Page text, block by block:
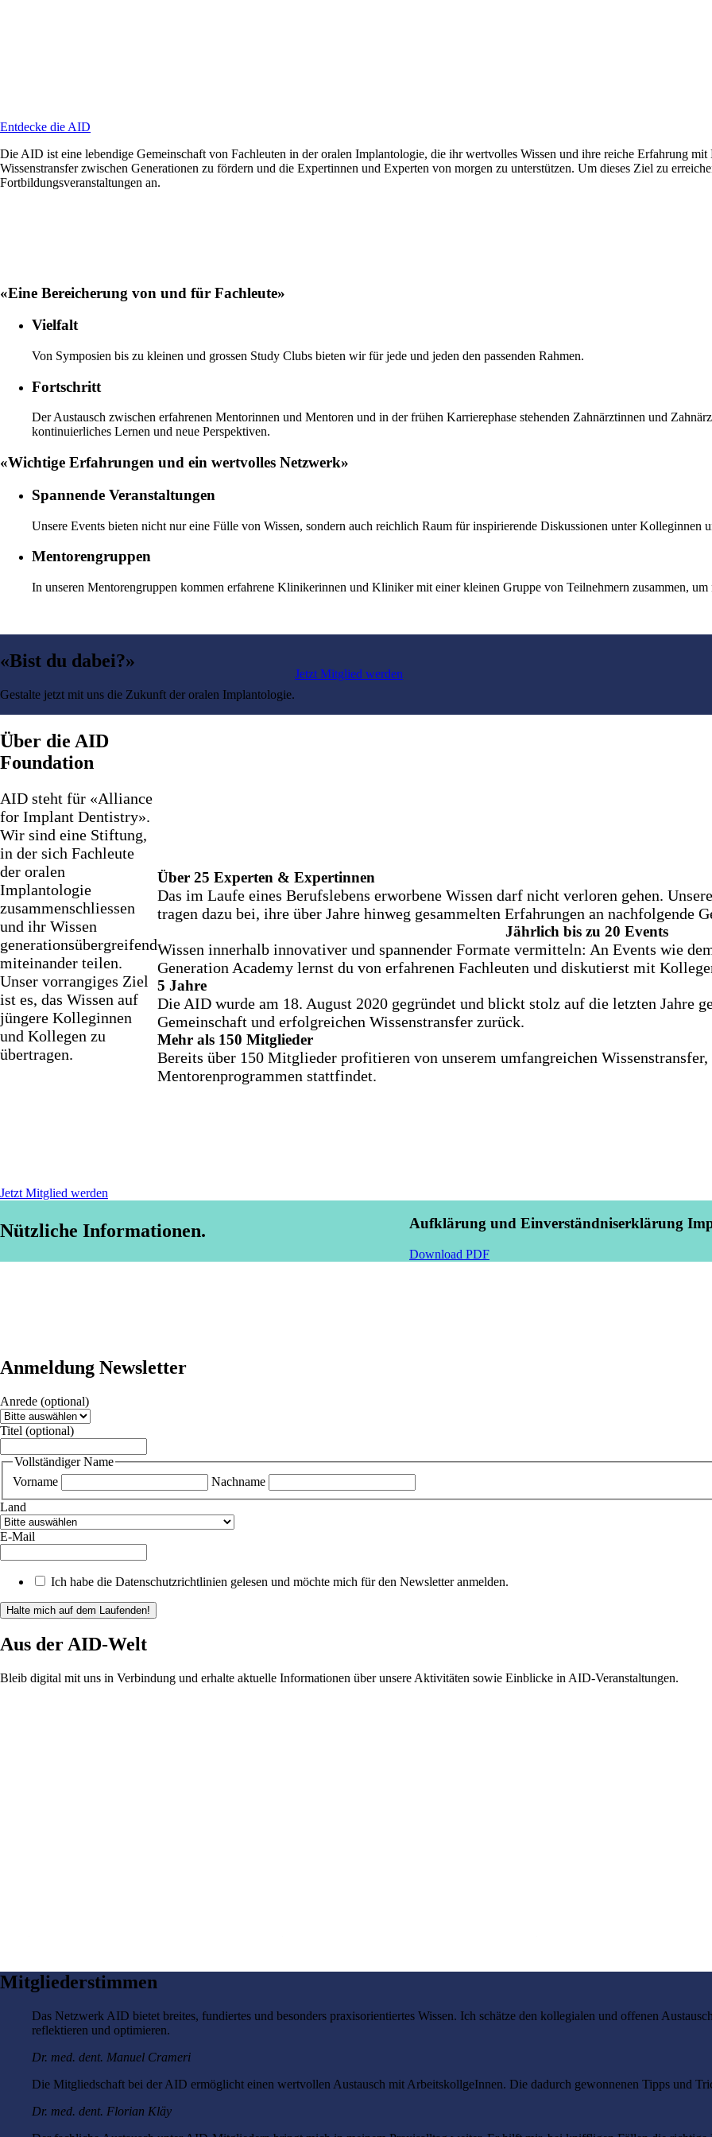
Entdecke die AID
Die AID ist eine lebendige Gemeinschaft von Fachleuten in der oralen Implantologie, die ihr wertvolles Wissen und ihre reiche Erfahrung
Wissenstransfer zwischen Generationen zu fördern und die Expertinnen und Experten von morgen zu unterstützen. Um dieses Ziel zu
Fortbildungsveranstaltungen an.
«Eine Bereicherung von und für Fachleute»
Vielfalt
Von Symposien bis zu kleinen und grossen Study Clubs bieten wir für jede und jeden den passenden Rahmen.
Fortschritt
Der Austausch zwischen erfahrenen Mentorinnen und Mentoren und in der frühen Karrierephase stehenden Zahnärztinnen und
kontinuierliches Lernen und neue Perspektiven.
«Wichtige Erfahrungen und ein wertvolles Netzwerk»
Spannende Veranstaltungen
Unsere Events bieten nicht nur eine Fülle von Wissen, sondern auch reichlich Raum für inspirierende Diskussionen unter Kolleginnen
Mentorengruppen
In unseren Mentorengruppen kommen erfahrene Klinikerinnen und Kliniker mit einer kleinen Gruppe von Teilnehmern zusammen,
«Bist du dabei?»
Gestalte jetzt mit uns die Zukunft der oralen Implantologie.
Jetzt Mitglied werden
Über die AID
Foundation
AID steht für «Alliance
for Implant Dentistry».
Wir sind eine Stiftung,
in der sich Fachleute
der oralen
Implantologie
zusammenschliessen
und ihr Wissen
generationsübergreifend
miteinander teilen.
Unser vorrangiges Ziel
ist es, das Wissen auf
jüngere Kolleginnen
und Kollegen zu
übertragen.
Jetzt Mitglied werden
Über 25 Experten & Expertinnen
Das im Laufe eines Berufslebens erworbene Wissen darf nicht verloren gehen.
tragen dazu bei, ihre über Jahre hinweg gesammelten Erfahrungen an nachfolgende
Jährlich bis zu 20 Events
Wissen innerhalb innovativer und spannender Formate vermitteln: An Events wie
Generation Academy lernst du von erfahrenen Fachleuten und diskutierst mit
5 Jahre
Die AID wurde am 18. August 2020 gegründet und blickt stolz auf die letzten Jahre
Gemeinschaft und erfolgreichen Wissenstransfer zurück.
Mehr als 150 Mitglieder
Bereits über 150 Mitglieder profitieren von unserem umfangreichen
Mentorenprogrammen stattfindet.
Nützliche Informationen. Aufklärung und Einverständniserklärung
Download PDF
Anmeldung Newsletter
Anrede (optional)
Titel (optional)
Vollständiger Name
Vorname
Nachname
Land
E-Mail
Ich habe die Datenschutzrichtlinien gelesen und möchte mich für den Newsletter anmelden.
Halte mich auf dem Laufenden!
Aus der AID-Welt
Bleib digital mit uns in Verbindung und erhalte aktuelle Informationen über unsere Aktivitäten sowie Einblicke in AID-Veranstaltungen.
Mitgliederstimmen
Das Netzwerk AID bietet breites, fundiertes und besonders praxisorientiertes Wissen. Ich schätze den kollegialen und offenen
reflektieren und optimieren.
Dr. med. dent. Manuel Crameri
Die Mitgliedschaft bei der AID ermöglicht einen wertvollen Austausch mit ArbeitskollgeInnen. Die dadurch gewonnenen Tipps und
Dr. med. dent. Florian Kläy